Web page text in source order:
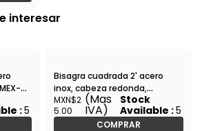
interesar
:5
Bisagra cuadrada 2' acero
inox, cabeza redonda,
HERMEX-BC-204R / 43220
MXN$2
5.00
(Mas
IVA)
Stock
Available :5
COMPRAR